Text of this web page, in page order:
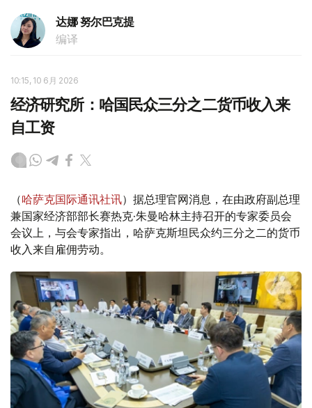
达娜 努尔巴克提
编译
10:15, 10 6月 2026
经济研究所：哈国民众三分之二货币收入来
自工资
（哈萨克国际通讯社讯）据总理官网消息，在由政府副总理
兼国家经济部部长赛热克·朱曼哈林主持召开的专家委员会
会议上，与会专家指出，哈萨克斯坦民众约三分之二的货币
收入来自雇佣劳动。